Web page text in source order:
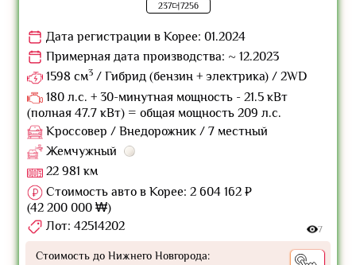
237더7256
Дата регистрации в Корее: 01.2024
Примерная дата производства: ~ 12.2023
1598 см3 / Гибрид (бензин + электрика) / 2WD
180 л.с. + 30-минутная мощность - 21.5 кВт
(полная 47.7 кВт) = общая мощность 209 л.с.
Кроссовер / Внедорожник / 7 местный
Жемчужный
22 981 км
Стоимость авто в Корее: 2 604 162 ₽
(42 200 000 ₩)
Лот: 42514202
7
Стоимость до Нижнего Новгорода: